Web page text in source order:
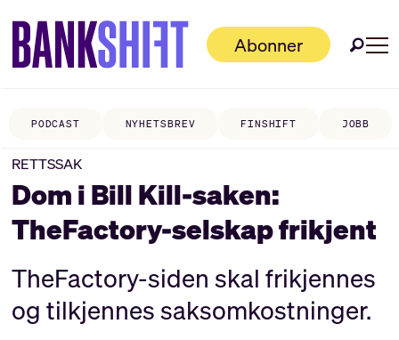
Abonner
PODCAST NYHETSBREV FINSHIFT JOBB
RETTSSAK
Dom i Bill Kill-saken:
TheFactory-selskap frikjent
TheFactory-siden skal frikjennes
og tilkjennes saksomkostninger.